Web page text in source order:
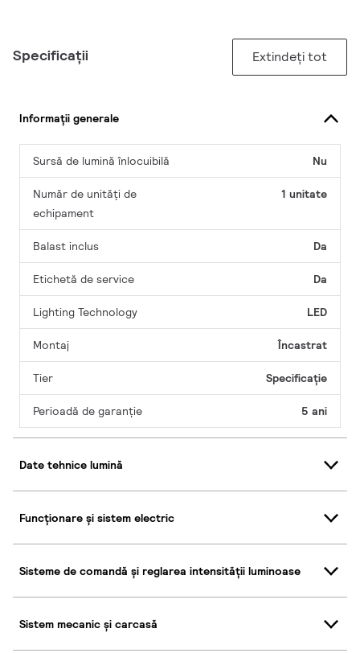
Specificații Extindeți tot
Informații generale
Sursă de lumină înlocuibilă Nu
Număr de unități de
echipament
1 unitate
Balast inclus Da
Etichetă de service Da
Lighting Technology LED
Montaj Încastrat
Tier Specificație
Perioadă de garanţie 5 ani
Date tehnice lumină
Funcționare și sistem electric
Sisteme de comandă și reglarea intensității luminoase
Sistem mecanic și carcasă